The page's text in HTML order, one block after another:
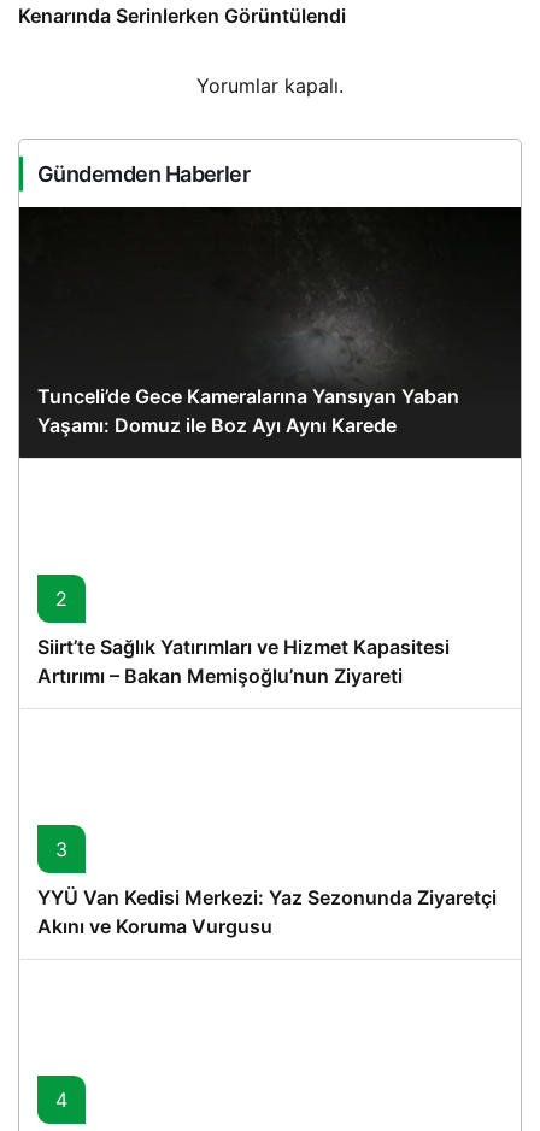
Kenarında Serinlerken Görüntülendi
Yorumlar kapalı.
Gündemden Haberler
Tunceli’de Gece Kameralarına Yansıyan Yaban
Yaşamı: Domuz ile Boz Ayı Aynı Karede
2
Siirt’te Sağlık Yatırımları ve Hizmet Kapasitesi
Artırımı – Bakan Memişoğlu’nun Ziyareti
3
YYÜ Van Kedisi Merkezi: Yaz Sezonunda Ziyaretçi
Akını ve Koruma Vurgusu
4